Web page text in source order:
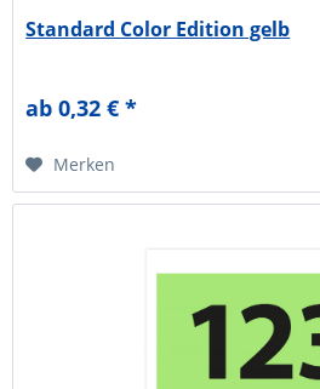
Standard Color Edition gelb
ab 0,32 € *
Merken